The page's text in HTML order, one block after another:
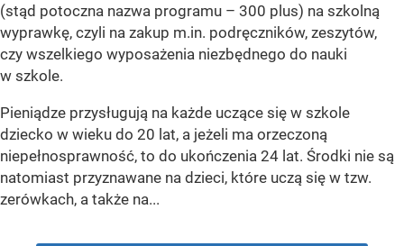
(stąd potoczna nazwa programu – 300 plus) na szkolną
wyprawkę, czyli na zakup m.in. podręczników, zeszytów,
czy wszelkiego wyposażenia niezbędnego do nauki
w szkole.
Pieniądze przysługują na każde uczące się w szkole
dziecko w wieku do 20 lat, a jeżeli ma orzeczoną
niepełnosprawność, to do ukończenia 24 lat. Środki nie są
natomiast przyznawane na dzieci, które uczą się w tzw.
zerówkach, a także na...